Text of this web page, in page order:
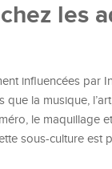
les
influencées par
la musique,
le maquillage
sous-culture est